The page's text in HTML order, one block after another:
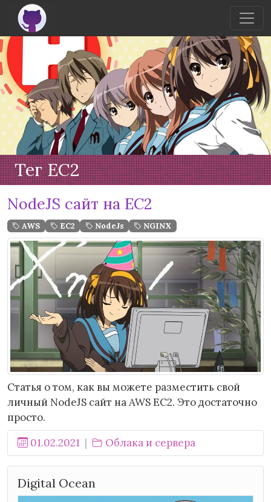
Тег EC2
NodeJS сайт на EC2
AWS EC2 NodeJs NGINX
Статья о том, как вы можете разместить свой
личный NodeJS сайт на AWS EC2. Это достаточно
просто.
01.02.2021
Облака и сервера
Digital Ocean